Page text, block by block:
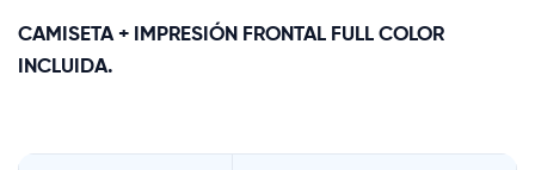
CAMISETA + IMPRESIÓN FRONTAL FULL COLOR
INCLUIDA.